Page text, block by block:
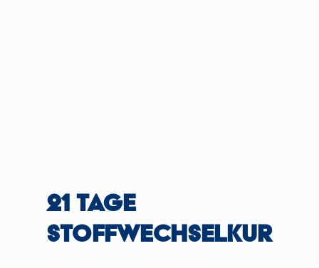
21 TAGE
STOFFWECHSELKUR